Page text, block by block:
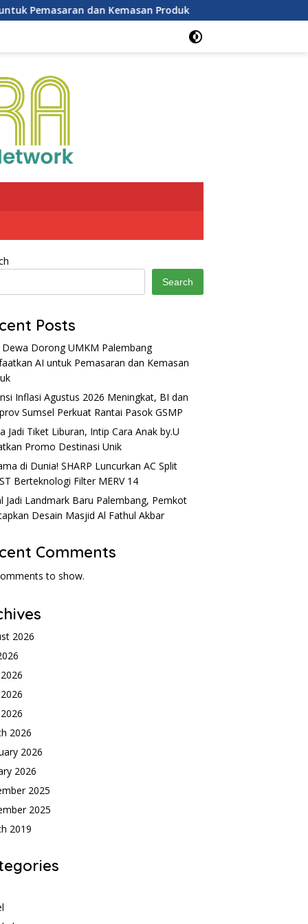
Produk Potensi Inflasi Agustus 2026
Search
Posts
Dewa Dorong UMKM Palembang
AI untuk Pemasaran dan Kemasan
Inflasi Agustus 2026 Meningkat, BI dan
Sumsel Perkuat Rantai Pasok GSMP
Jadi Tiket Liburan, Intip Cara Anak by.U
Promo Destinasi Unik
di Dunia! SHARP Luncurkan AC Split
Berteknologi Filter MERV 14
Jadi Landmark Baru Palembang, Pemkot
Desain Masjid Al Fathul Akbar
Comments
to show.
2026
2026
2026
2026
2025
2025
2019